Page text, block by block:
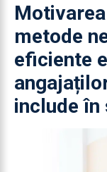
metode
eficiente
include în